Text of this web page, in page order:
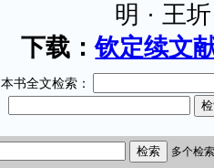
明 · 王圻
下载：钦定续文
本书全文检索：